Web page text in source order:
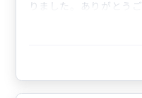
りました。ありがとう